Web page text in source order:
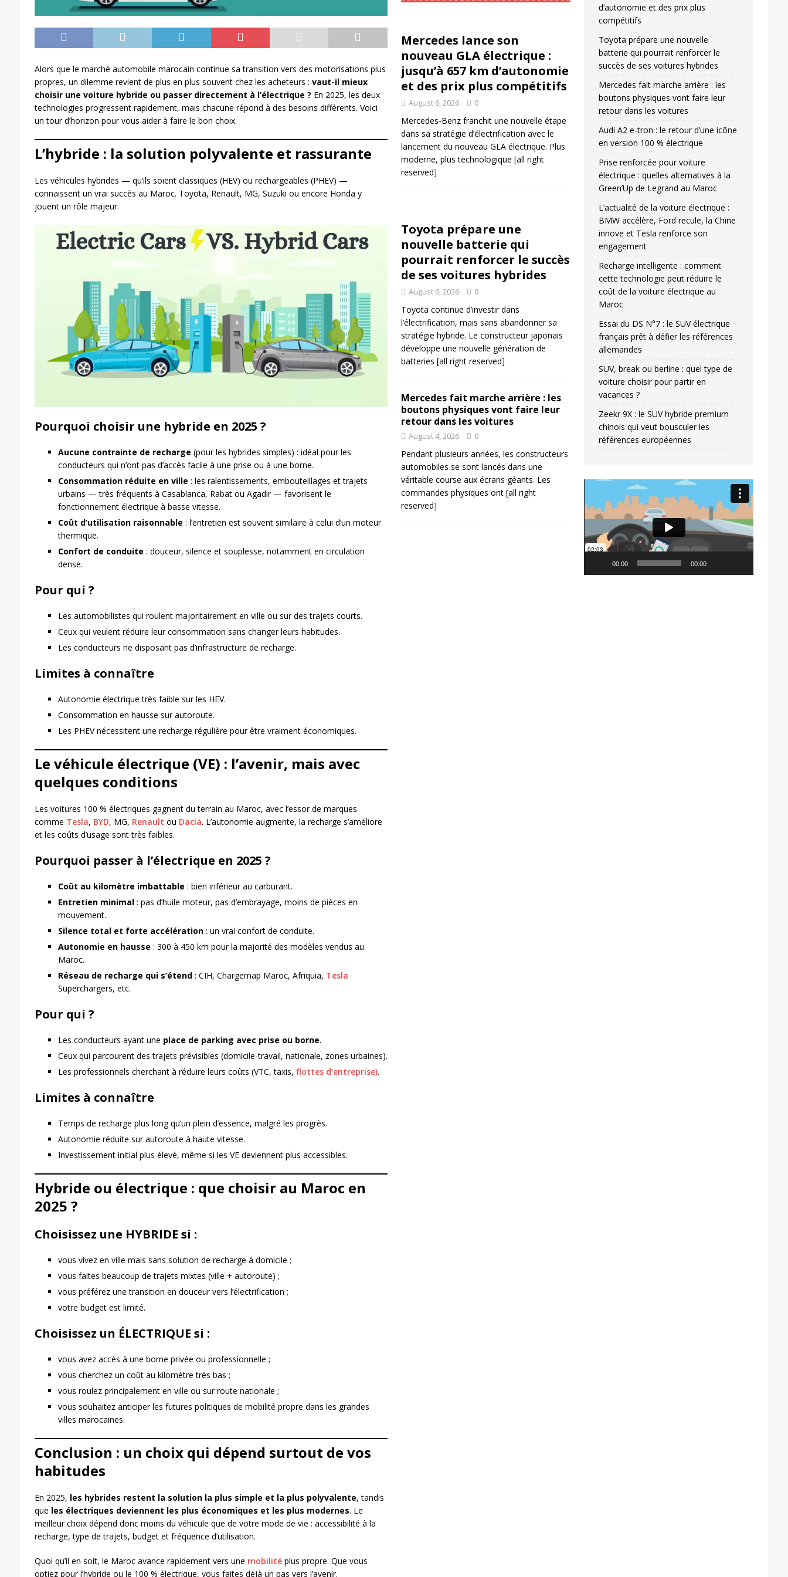
Alors que le marché automobile marocain continue sa transition vers des motorisations plus
propres, un dilemme revient de plus en plus souvent chez les acheteurs : vaut-il mieux
choisir une voiture hybride ou passer directement à l’électrique ? En 2025, les deux
technologies progressent rapidement, mais chacune répond à des besoins différents. Voici
un tour d’horizon pour vous aider à faire le bon choix.
L’hybride : la solution polyvalente et rassurante
Les véhicules hybrides — qu’ils soient classiques (HEV) ou rechargeables (PHEV) —
connaissent un vrai succès au Maroc. Toyota, Renault, MG, Suzuki ou encore Honda y
jouent un rôle majeur.
Pourquoi choisir une hybride en 2025 ?
Aucune contrainte de recharge (pour les hybrides simples) : idéal pour les
conducteurs qui n’ont pas d’accès facile à une prise ou à une borne.
Consommation réduite en ville : les ralentissements, embouteillages et trajets
urbains — très fréquents à Casablanca, Rabat ou Agadir — favorisent le
fonctionnement électrique à basse vitesse.
Coût d’utilisation raisonnable : l’entretien est souvent similaire à celui d’un moteur
thermique.
Confort de conduite : douceur, silence et souplesse, notamment en circulation
dense.
Pour qui ?
Les automobilistes qui roulent majoritairement en ville ou sur des trajets courts.
Ceux qui veulent réduire leur consommation sans changer leurs habitudes.
Les conducteurs ne disposant pas d’infrastructure de recharge.
Limites à connaître
Autonomie électrique très faible sur les HEV.
Consommation en hausse sur autoroute.
Les PHEV nécessitent une recharge régulière pour être vraiment économiques.
Le véhicule électrique (VE) : l’avenir, mais avec
quelques conditions
Les voitures 100 % électriques gagnent du terrain au Maroc, avec l’essor de marques
comme Tesla, BYD, MG, Renault ou Dacia. L’autonomie augmente, la recharge s’améliore
et les coûts d’usage sont très faibles.
Pourquoi passer à l’électrique en 2025 ?
Coût au kilomètre imbattable : bien inférieur au carburant.
Entretien minimal: pas d’huile moteur, pas d’embrayage, moins de pièces en
mouvement.
Silence total et forte accélération: un vrai confort de conduite.
Autonomie en hausse : 300 à 450 km pour la majorité des modèles vendus au
Maroc.
Réseau de recharge qui s’étend: CIH, Chargemap Maroc, Afriquia, Tesla
Superchargers, etc.
Pour qui ?
Les conducteurs ayant une place de parking avec prise ou borne.
Ceux qui parcourent des trajets prévisibles (domicile-travail, nationale, zones urbaines).
Les professionnels cherchant à réduire leurs coûts (VTC, taxis, flottes d’entreprise).
Limites à connaître
Temps de recharge plus long qu’un plein d’essence, malgré les progrès.
Autonomie réduite sur autoroute à haute vitesse.
Investissement initial plus élevé, même si les VE deviennent plus accessibles.
Hybride ou électrique : que choisir au Maroc en
2025 ?
Choisissez une HYBRIDE si :
vous vivez en ville mais sans solution de recharge à domicile ;
vous faites beaucoup de trajets mixtes (ville + autoroute) ;
vous préférez une transition en douceur vers l’électrification ;
votre budget est limité.
Choisissez un ÉLECTRIQUE si :
vous avez accès à une borne privée ou professionnelle ;
vous cherchez un coût au kilomètre très bas ;
vous roulez principalement en ville ou sur route nationale ;
vous souhaitez anticiper les futures politiques de mobilité propre dans les grandes
villes marocaines.
Conclusion : un choix qui dépend surtout de vos
habitudes
En 2025, les hybrides restent la solution la plus simple et la plus polyvalente, tandis
que les électriques deviennent les plus économiques et les plus modernes. Le
meilleur choix dépend donc moins du véhicule que de votre mode de vie : accessibilité à la
recharge, type de trajets, budget et fréquence d’utilisation.
Quoi qu’il en soit, le Maroc avance rapidement vers une mobilité plus propre. Que vous
optiez pour l’hybride ou le 100 % électrique, vous faites déjà un pas vers l’avenir.
Mercedes lance son
nouveau GLA électrique :
jusqu’à 657 km d’autonomie
et des prix plus compétitifs
August 6, 2026 0
Mercedes-Benz franchit une nouvelle étape
dans sa stratégie d’électrification avec le
lancement du nouveau GLA électrique. Plus
moderne, plus technologique [all right
reserved]
Toyota prépare une
nouvelle batterie qui
pourrait renforcer le succès
de ses voitures hybrides
August 6, 2026 0
Toyota continue d’investir dans
l’électrification, mais sans abandonner sa
stratégie hybride. Le constructeur japonais
développe une nouvelle génération de
batteries [all right reserved]
Mercedes fait marche arrière : les
boutons physiques vont faire leur
retour dans les voitures
August 4, 2026 0
Pendant plusieurs années, les constructeurs
automobiles se sont lancés dans une
véritable course aux écrans géants. Les
commandes physiques ont [all right
reserved]
d’autonomie et des prix plus
compétitifs
Toyota prépare une nouvelle
batterie qui pourrait renforcer le
succès de ses voitures hybrides
Mercedes fait marche arrière : les
boutons physiques vont faire leur
retour dans les voitures
Audi A2 e-tron : le retour d’une icône
en version 100 % électrique
Prise renforcée pour voiture
électrique : quelles alternatives à la
Green’Up de Legrand au Maroc
L’actualité de la voiture électrique :
BMW accélère, Ford recule, la Chine
innove et Tesla renforce son
engagement
Recharge intelligente : comment
cette technologie peut réduire le
coût de la voiture électrique au
Maroc
Essai du DS N°7 : le SUV électrique
français prêt à défier les références
allemandes
SUV, break ou berline : quel type de
voiture choisir pour partir en
vacances ?
Zeekr 9X : le SUV hybride premium
chinois qui veut bousculer les
références européennes
Video
00:00 00:00